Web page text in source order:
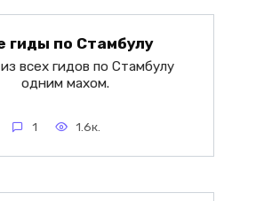
гиды по Стамбулу
всех гидов по Стамбулу
одним махом.
1 1.6к.